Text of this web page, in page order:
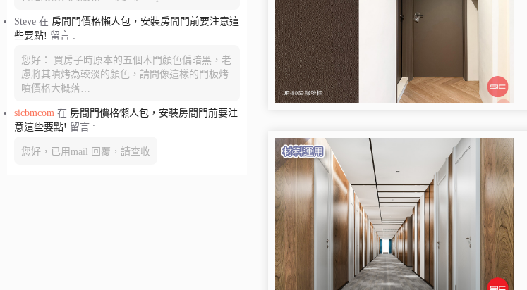
Steve 在 房間門價格懶人包，安裝房間門前要注意這
些要點! 留言 :
您好： 買房子時原本的五個木門顏色偏暗黑，老
慮將其噴烤為較淡的顏色，請問像這樣的門板烤
噴價格大概落…
sicbmcom 在 房間門價格懶人包，安裝房間門前要注
意這些要點! 留言 :
您好，已用mail 回覆，請查收